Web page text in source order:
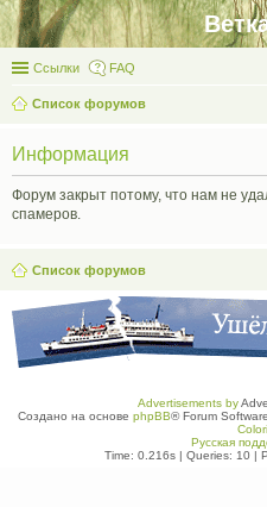
Ссылки FAQ
Список форумов
Информация
Форум закрыт потому, что нам не
спамеров.
Список форумов
Advertisements by
Создано на основе phpBB® Forum
Русская
Time: 0.216s| Queries: 10|